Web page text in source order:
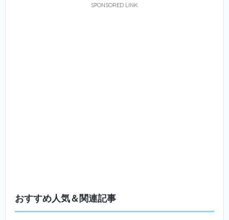
SPONSORED LINK
おすすめ人気＆関連記事